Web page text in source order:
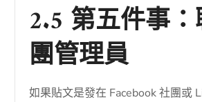
2.5 第五件事
團管理員
如果貼文是發在 Facebook 社團或